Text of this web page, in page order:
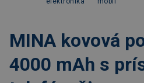
MINA kovová
4000 mAh s